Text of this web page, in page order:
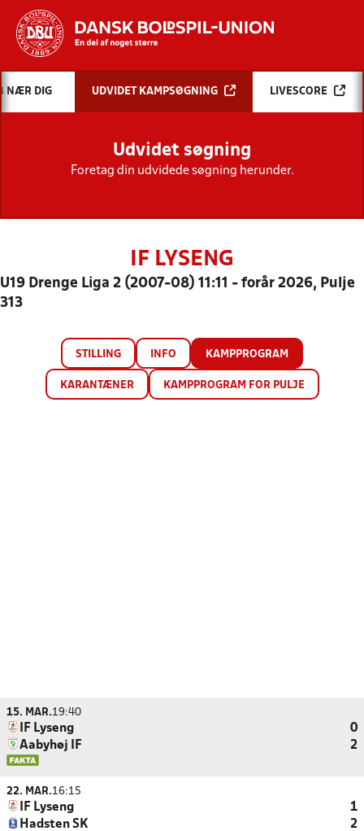
Hvad vil du søge efter?
INDHOLD OG NYHEDER
STILLINGER, RESULTATER, KLUBBER OG
HOLD
NÆR DIG UDVIDET KAMPSØGNING LIVESCORE
Udvidet søgning
Foretag din udvidede søgning herunder.
IF LYSENG
U19 Drenge Liga 2 (2007-08) 11:11 - forår 2026, Pulje
313
STILLING INFO KAMPPROGRAM
KARANTÆNER KAMPPROGRAM FOR PULJE
15. MAR.19:40
IF Lyseng
0
Aabyhøj IF
2
22. MAR.16:15
IF Lyseng
1
Hadsten SK
2